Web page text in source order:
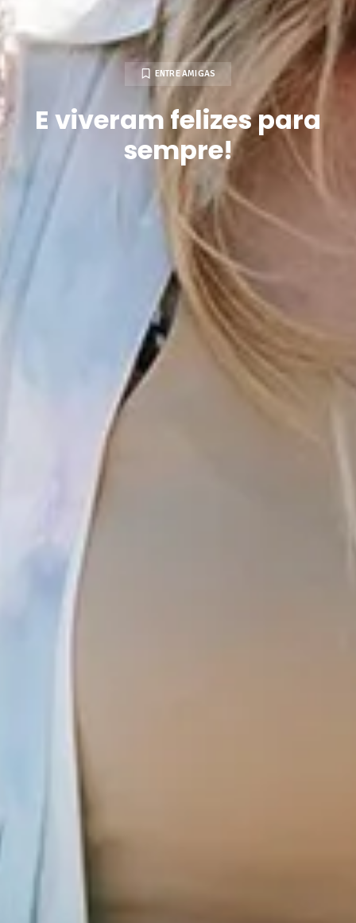
ENTRE AMIGAS
E viveram felizes para
sempre!